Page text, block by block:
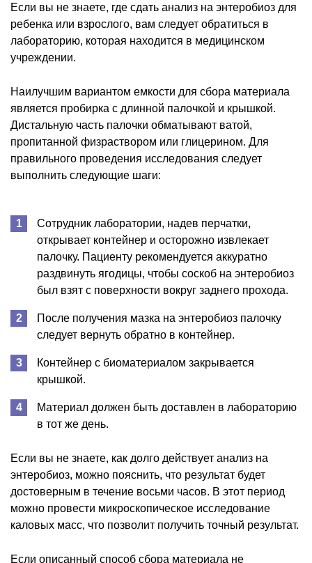
Если вы не знаете, где сдать анализ на энтеробиоз для
ребенка или взрослого, вам следует обратиться в
лабораторию, которая находится в медицинском
учреждении.
Наилучшим вариантом емкости для сбора материала
является пробирка с длинной палочкой и крышкой.
Дистальную часть палочки обматывают ватой,
пропитанной физраствором или глицерином. Для
правильного проведения исследования следует
выполнить следующие шаги:
Сотрудник лаборатории, надев перчатки,
открывает контейнер и осторожно извлекает
палочку. Пациенту рекомендуется аккуратно
раздвинуть ягодицы, чтобы соскоб на энтеробиоз
был взят с поверхности вокруг заднего прохода.
После получения мазка на энтеробиоз палочку
следует вернуть обратно в контейнер.
Контейнер с биоматериалом закрывается
крышкой.
Материал должен быть доставлен в лабораторию
в тот же день.
Если вы не знаете, как долго действует анализ на
энтеробиоз, можно пояснить, что результат будет
достоверным в течение восьми часов. В этот период
можно провести микроскопическое исследование
каловых масс, что позволит получить точный результат.
Если описанный способ сбора материала не